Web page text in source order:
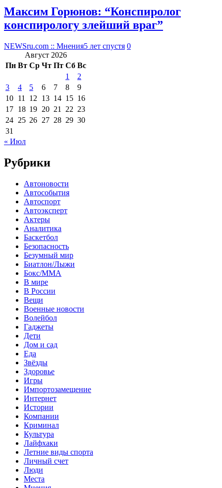
Максим Горюнов: “Конспиролог
конспирологу злейший враг”
NEWSru.com :: Мнения5 лет спустя 0
Август 2026
Пн Вт Ср Чт Пт Сб Вс
1
2
3
4 5 6 7 8
9
10 11 12 13 14 15 16
17 18 19 20 21 22 23
24 25 26 27 28 29 30
31
« Июл
Рубрики
Автоновости
Автособытия
Автоспорт
Автоэксперт
Актеры
Аналитика
Баскетбол
Безопасность
Безумный мир
Биатлон/Лыжи
Бокс/MMA
В мире
В России
Вещи
Военные новости
Волейбол
Гаджеты
Дети
Дом и сад
Еда
Звёзды
Здоровье
Игры
Импортозамещение
Интернет
Истории
Компании
Криминал
Культура
Лайфхаки
Летние виды спорта
Личный счет
Люди
Места